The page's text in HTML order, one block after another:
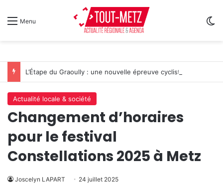
Menu
Actualité locale & société
Changement d’horaires
pour le festival
Constellations 2025 à Metz
Joscelyn LAPART 24 juillet 2025